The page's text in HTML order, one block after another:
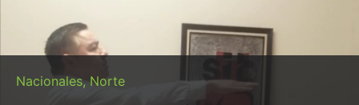
Nacionales,Norte